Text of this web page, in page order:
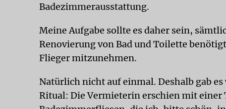
Badezimmerausstattung.
Meine Aufgabe sollte es daher sein,
Renovierung von Bad und Toilette
Flieger mitzunehmen.
Natürlich nicht auf einmal. Deshalb gab
Ritual: Die Vermieterin erschien mit einer